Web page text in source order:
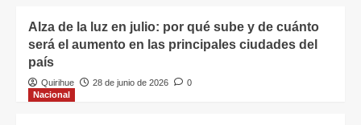
Alza de la luz en julio: por qué sube y de cuánto
será el aumento en las principales ciudades del
país
Quirihue 28 de junio de 2026
0
Nacional